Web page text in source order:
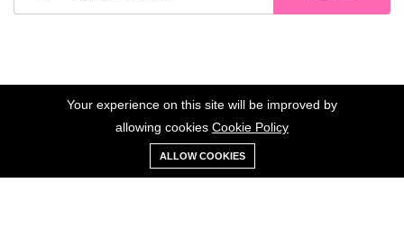
©2023 Hoa Nelly . All Rights Reserved.
0
Xe
đẩy
Danh sách
yêu thích
Your experience on this site will be improved by
allowing cookies Cookie Policy
ALLOW COOKIES